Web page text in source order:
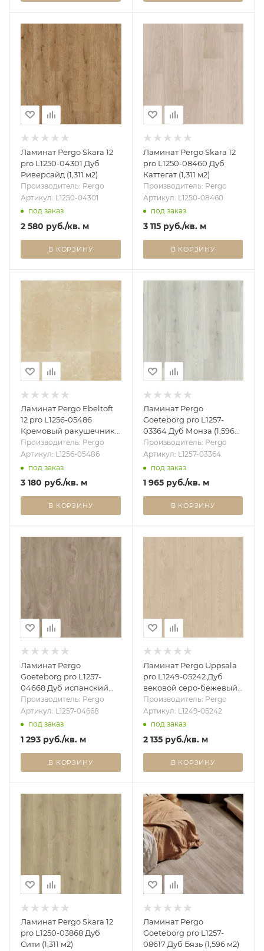
Ламинат Pergo Skara 12
pro L1250-04301 Дуб
Риверсайд (1,311 м2)
Производитель: Pergo
Артикул: L1250-04301
под заказ
2 580 руб./кв. м
В КОРЗИНУ
Ламинат Pergo Skara 12
pro L1250-08460 Дуб
Каттегат (1,311 м2)
Производитель: Pergo
Артикул: L1250-08460
под заказ
3 115руб./кв. м
В КОРЗИНУ
Ламинат Pergo Ebeltoft
12 pro L1256-05486
Кремовый ракушечник
(1,426 м2)
Производитель: Pergo
Артикул: L1256-05486
под заказ
3 180 руб./кв. м
В КОРЗИНУ
Ламинат Pergo
Goeteborg pro L1257-
03364 Дуб Монза (1,596
м2)
Производитель: Pergo
Артикул: L1257-03364
под заказ
1 965руб./кв. м
В КОРЗИНУ
Ламинат Pergo
Goeteborg pro L1257-
04668 Дуб испанский
какао (1,596 м2)
Производитель: Pergo
Артикул: L1257-04668
под заказ
1 293 руб./кв. м
В КОРЗИНУ
Ламинат Pergo Uppsala
pro L1249-05242 Дуб
вековой серо-бежевый
(1,596 м2)
Производитель: Pergo
Артикул: L1249-05242
под заказ
2 135руб./кв. м
В КОРЗИНУ
Ламинат Pergo Skara 12
pro L1250-03868 Дуб
Сити (1,311 м2)
Ламинат Pergo
Goeteborg pro L1257-
08617 Дуб Бязь (1,596 м2)